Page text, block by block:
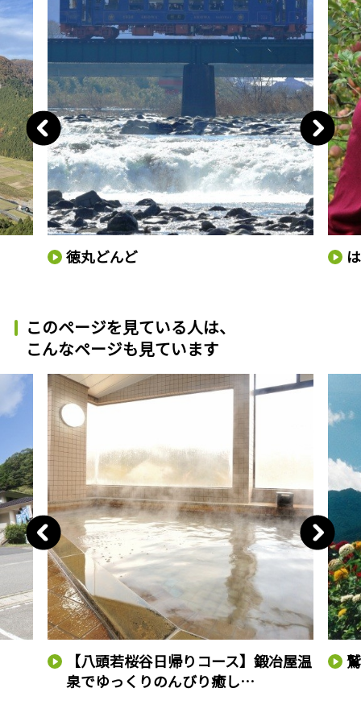
徳丸どんど
このページを見ている人は、
こんなページも見ています
【八頭若桜谷日帰りコース】鍛冶屋温
泉でゆっくりのんびり癒し…